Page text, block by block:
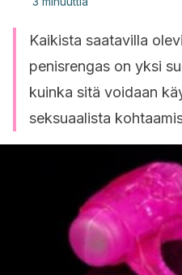
Kaikista saatavilla
penisrengas on yksi
kuinka sitä voidaan
seksuaalista